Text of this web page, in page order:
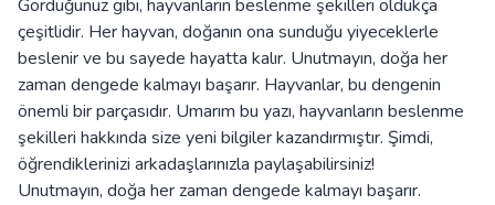
Gördüğünüz gibi, hayvanların beslenme şekilleri oldukça
çeşitlidir. Her hayvan, doğanın ona sunduğu yiyeceklerle
beslenir ve bu sayede hayatta kalır. Unutmayın, doğa her
zaman dengede kalmayı başarır. Hayvanlar, bu dengenin
önemli bir parçasıdır. Umarım bu yazı, hayvanların beslenme
şekilleri hakkında size yeni bilgiler kazandırmıştır. Şimdi,
öğrendiklerinizi arkadaşlarınızla paylaşabilirsiniz!
Unutmayın, doğa her zaman dengede kalmayı başarır.